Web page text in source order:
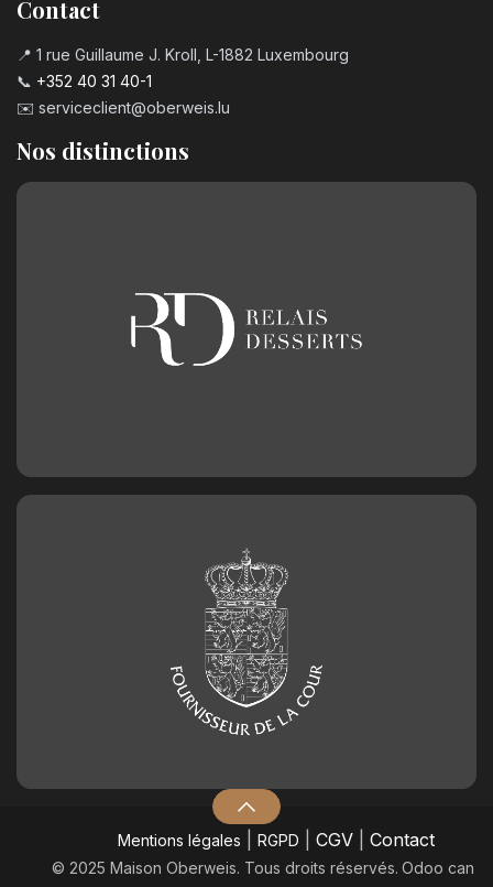
Contact
📍 1 rue Guillaume J. Kroll, L-1882 Luxembourg
📞 +352 40 31 40-1
✉️ serviceclient@oberweis.lu
Nos distinctions
Mentions légales RGPD CGV| Contact
© 2025 Maison Oberweis. Tous droits réservés. ​Odoo can